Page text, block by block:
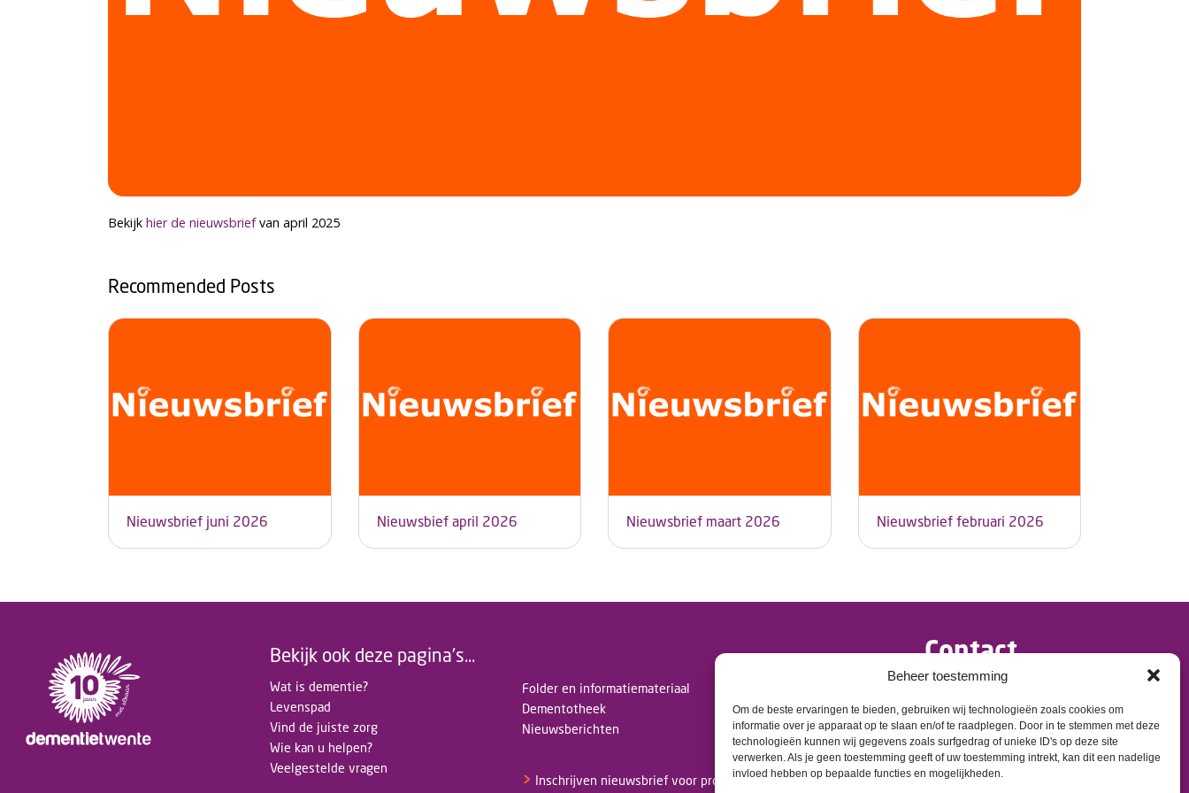
Beheer toestemming
Om de beste ervaringen te bieden, gebruiken wij technologieën zoals cookies om
informatie over je apparaat op te slaan en/of te raadplegen. Door in te stemmen met deze
technologieën kunnen wij gegevens zoals surfgedrag of unieke ID's op deze site
verwerken. Als je geen toestemming geeft of uw toestemming intrekt, kan dit een nadelige
invloed hebben op bepaalde functies en mogelijkheden.
Bekijk hier de nieuwsbriefvan april 2025
Recommended Posts
Nieuwsbrief juni 2026 Nieuwsbief april 2026 Nieuwsbrief maart 2026 Nieuwsbrief februari 2026
Bekijk ook deze pagina's...
Wat is dementie?
Levenspad
Vind de juiste zorg
Wie kan u helpen?
Veelgestelde vragen
Folder en informatiemateriaal
Dementotheek
Nieuwsberichten
> Inschrijven nieuwsbrief voor professionals
Contact
info@dementietwente.nl
>06 102 680 38